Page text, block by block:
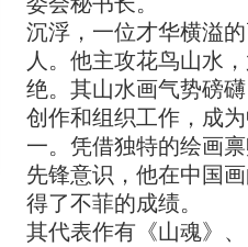
沉浮，一位才华横溢
人。他主攻花鸟山水
绝。其山水画气势磅
创作和组织工作，成
一。凭借独特的绘画
先锋意识，他在中国
得了不菲的成绩。
其代表作有《山魂》